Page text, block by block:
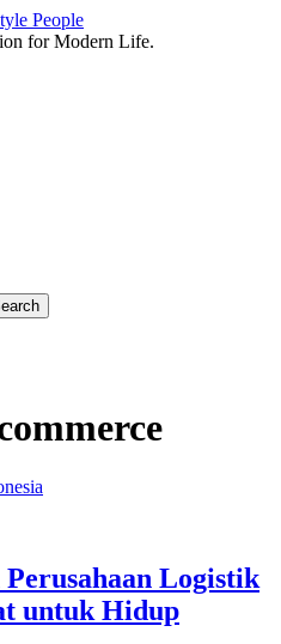
for Modern Life.
Logistik
untuk Hidup